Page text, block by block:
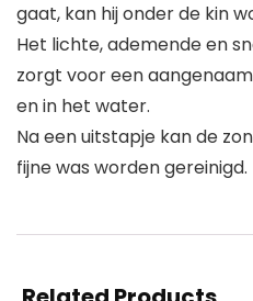
gaat, kan hij onder de kin
Het lichte, ademende en
zorgt voor een
en in het water.
Na een uitstapje kan de
fijne was worden gereinigd.